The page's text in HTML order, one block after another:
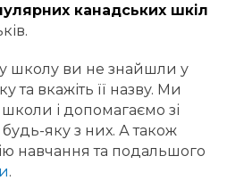
канадських шкіл
школу ви не знайшли у
та вкажіть її назву. Ми
і допомагаємо зі
яку з них. А також
навчання та подальшого
.